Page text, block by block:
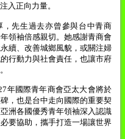
入正向力量。
先生過去亦曾參與台中青商
領袖倍感親切。她感謝青商會
續、改善城鄉風貌，或關注婦
行動力與社會責任，也讓市府
年國際青年商會亞太大會將於
，也是台中走向國際的重要契
洲各國優秀青年領袖深入認識
要協助，攜手打造一場讓世界